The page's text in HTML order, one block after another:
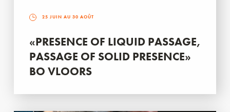
25 JUIN AU 30 AOÛT
«PRESENCE OF LIQUID PASSAGE,
PASSAGE OF SOLID PRESENCE»
BO VLOORS